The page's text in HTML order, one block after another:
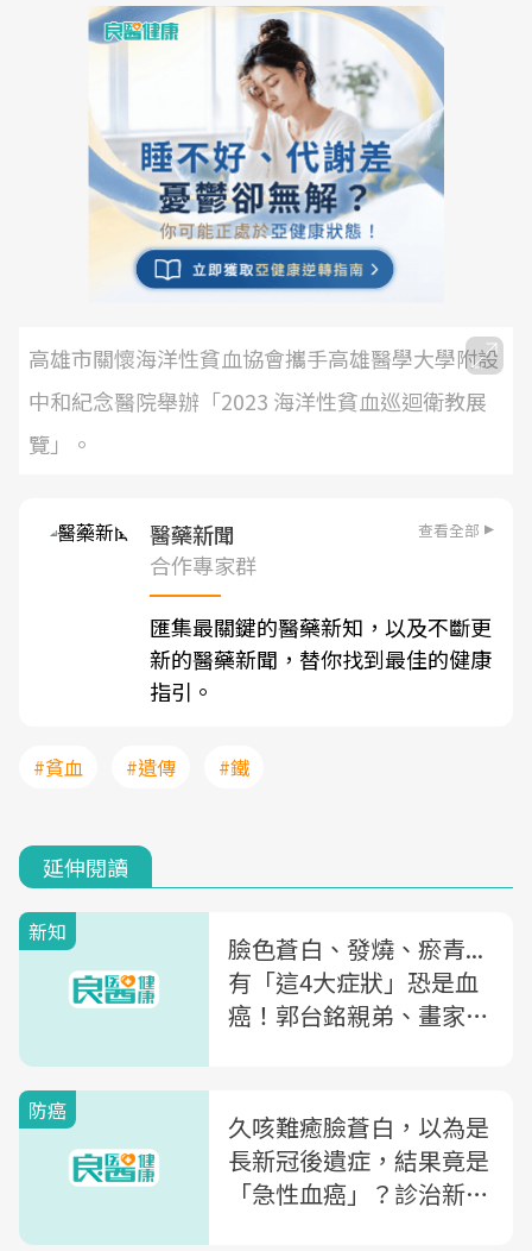
高雄市關懷海洋性貧血協會攜手高雄醫學大學附設
中和紀念醫院舉辦「2023 海洋性貧血巡迴衛教展
覽」。
醫藥新聞 查看全部
合作專家群
匯集最關鍵的醫藥新知，以及不斷更
新的醫藥新聞，替你找到最佳的健康
指引。
#貧血 #遺傳 #鐵
延伸閱讀
新知
臉色蒼白、發燒、瘀青...
有「這4大症狀」恐是血
癌！郭台銘親弟、畫家幾
防癌
久咳難癒臉蒼白，以為是
長新冠後遺症，結果竟是
「急性血癌」？診治新突